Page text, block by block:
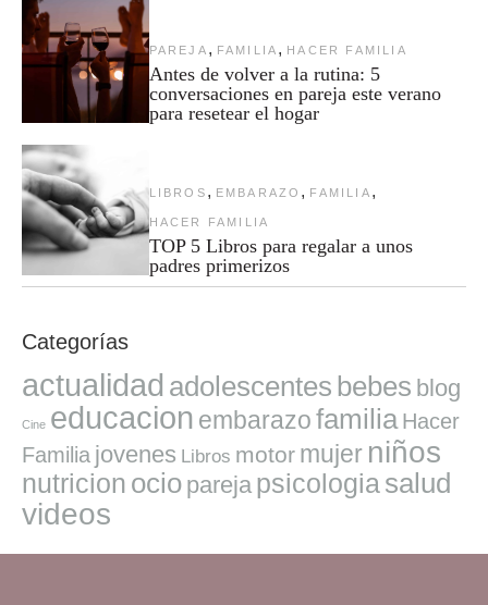
PAREJA , FAMILIA , HACER FAMILIA
Antes de volver a la rutina: 5
conversaciones en pareja este verano
para resetear el hogar
LIBROS , EMBARAZO , FAMILIA ,
HACER FAMILIA
TOP 5 Libros para regalar a unos
padres primerizos
Categorías
actualidad adolescentes bebes blog
Cine educacion embarazofamilia Hacer
Familia jovenes Libros motor mujer niños
nutricion ocio pareja psicologiasalud
videos